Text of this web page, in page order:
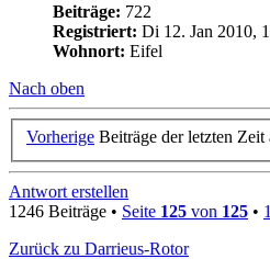
Beiträge: 722
Registriert: Di 12. Jan 2010,
Wohnort: Eifel
Nach oben
Vorherige Beiträge der letzten Zeit
Antwort erstellen
1246 Beiträge • Seite 125 von 125 • 1
Zurück zu Darrieus-Rotor